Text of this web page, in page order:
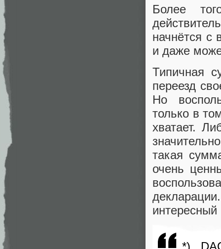
Более
начнётся с
и даже
Типичная
переезд
Но
только в
хватает.
такая
очень
интересный
*)